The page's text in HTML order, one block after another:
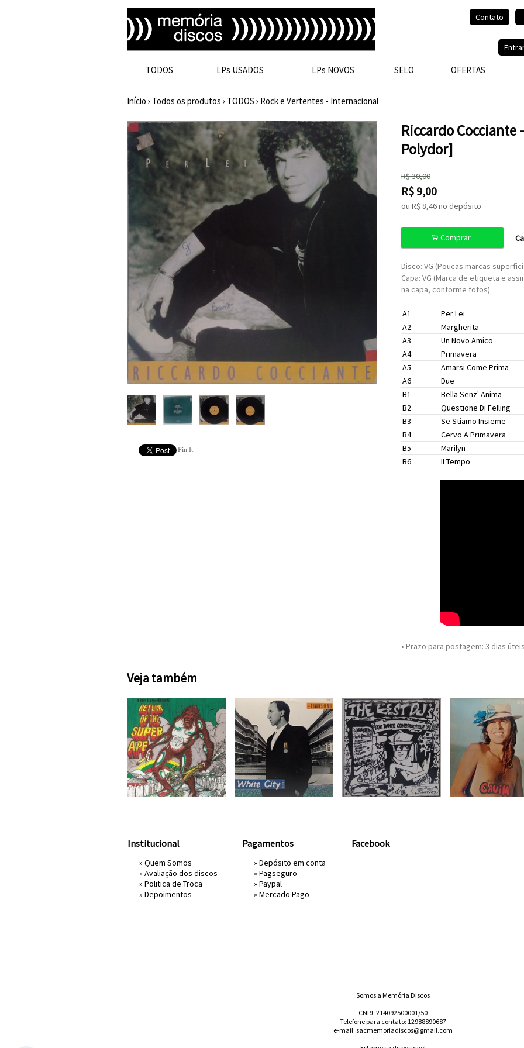
Contato
TODOS LPs USADOS LPs NOVOS SELO OFERTAS
Início › Todos os produtos › TODOS › Rock e Vertentes - Internacional
Pin It
Riccardo Cocciante
Polydor]
R$30,00
R$ 9,00
ou R$ 8,46no depósito
. Comprar
Disco: VG (Poucas marcas
Capa: VG (Marca de etiqueta e
na capa, conforme fotos)
A1
Per Lei
A2
Margherita
A3
Un Novo Amico
A4
Primavera
A5
Amarsi Come Prima
A6
Due
B1
Bella Senz' Anima
B2
Questione Di Felling
B3
Se Stiamo Insieme
B4
Cervo A Primavera
B5
Marilyn
B6
Il Tempo
• Prazo para postagem: 3 dias
Veja também
Institucional
» Quem Somos
» Avaliação dos discos
» Politica de Troca
» Depoimentos
Pagamentos
» Depósito em conta
» Pagseguro
» Paypal
» Mercado Pago
Facebook
Somos a Memória Discos
CNPJ: 214092500001/50
Telefone para contato: 12988890687
e-mail: sacmemoriadiscos@gmail.com